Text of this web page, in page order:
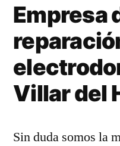
Empresa
Villar del
Sin duda somos la